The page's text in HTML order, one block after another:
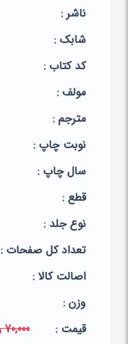
ناشر :
شابک :
کد کتاب :
مولف :
مترجم :
نوبت چاپ :
سال چاپ :
قطع :
نوع جلد :
تعداد کل صفحات :
اصالت کالا :
وزن :
قيمت :
70,000 ریال